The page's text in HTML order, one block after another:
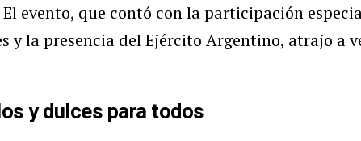
evento, que contó con la participación
y la presencia del Ejército Argentino, atrajo a
y dulces para todos